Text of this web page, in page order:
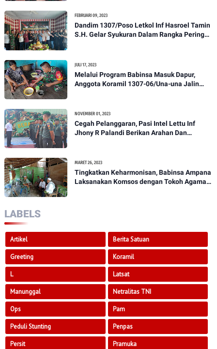
FEBRUARI 09, 2023
Dandim 1307/Poso Letkol Inf Hasroel Tamin
S.H. Gelar Syukuran Dalam Rangka Peringati
JULI 17, 2023
Melalui Program Babinsa Masuk Dapur,
Anggota Koramil 1307-06/Una-una Jalin
NOVEMBER 01, 2023
Cegah Pelanggaran, Pasi Intel Lettu Inf
Jhony R Palandi Berikan Arahan Dan
MARET 26, 2023
Tingkatkan Keharmonisan, Babinsa Ampana
Laksanakan Komsos dengan Tokoh Agama
LABELS
Artikel Berita Satuan
Greeting Koramil
L Latsat
Manunggal Netralitas TNI
Ops Pam
Peduli Stunting Penpas
Persit Pramuka